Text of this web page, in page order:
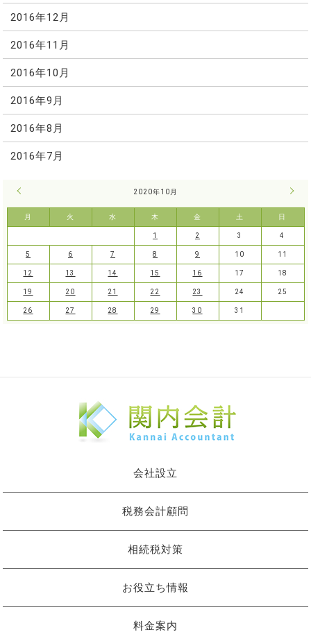
2016年12月
2016年11月
2016年10月
2016年9月
2016年8月
2016年7月
2020年10月
月 火 水 木 金 土 日
11
1 2 3 4
5 6 7 8 9 10 11
12 13 14 15 16 17 18
19 20 21 22 23 24 25
26 27 28 29 30 31
会社設立
税務会計顧問
相続税対策
お役立ち情報
料金案内